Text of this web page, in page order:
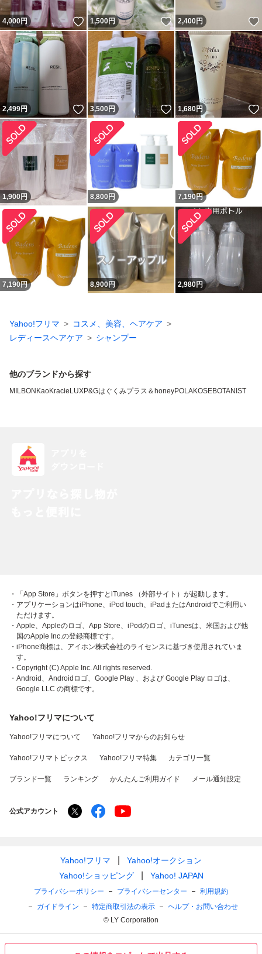
4,000円 いいね！
1,500円 いいね！
2,400円
2,499円 いいね！
3,500円 いいね！
1,680円
1,900 円 8,800 円 7,190円
7,190円 8,900円 2,980円
Yahoo!フリマ
コスメ、美容、ヘアケア
レディースヘアケア
シャンプー
他のブランドから探す
MILBON KaoKracie LUXP&Gはぐくみプラス ＆honeyPOLAKOSEBOTANIST
・「App Store」ボタンを押すとiTunes （外部サイト）が起動します。
・アプリケーションはiPhone、iPod touch、iPadまたはAndroidでご利用い
ただけます。
・Apple、Appleのロゴ、App Store、iPodのロゴ、iTunesは、米国および他
国のApple Inc.の登録商標です。
・iPhone商標は、アイホン株式会社のライセンスに基づき使用されていま
す。
・Copyright (C) Apple Inc. All rights reserved.
・Android、Androidロゴ、Google Play 、および Google Play ロゴは、
Google LLC の商標です。
Yahoo!フリマについて
Yahoo!フリマについて Yahoo!フリマからのお知らせ
Yahoo!フリマトピックス Yahoo!フリマ特集 カテゴリ一覧
ブランド一覧 ランキング かんたんご利用ガイド メール通知設定
公式アカウント
Yahoo!フリマ
Yahoo!オークション
Yahoo!ショッピング
Yahoo! JAPAN
プライバシーポリシー プライバシーセンター
利用規約
ガイドライン
特定商取引法の表示
ヘルプ・お問い合わせ
© LY Corporation